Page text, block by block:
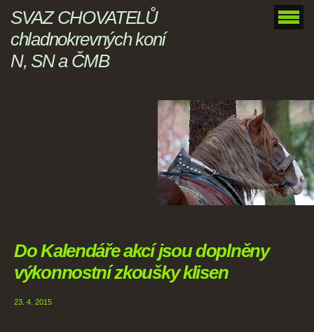
SVAZ CHOVATELŮ
chladnokrevných koní
N, SN a ČMB
Do Kalendáře akcí jsou doplněny
výkonnostní zkoušky klisen
23. 4. 2015